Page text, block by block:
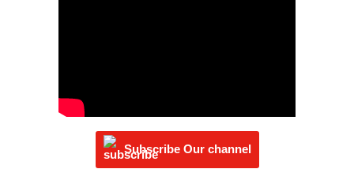
Subscribe Our channel